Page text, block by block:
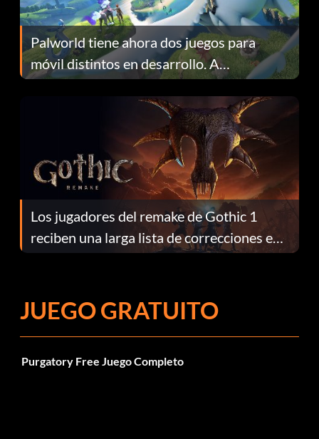
Palworld tiene ahora dos juegos para
móvil distintos en desarrollo. A
continuación te explicamos por qué.
Los jugadores del remake de Gothic 1
reciben una larga lista de correcciones en
el parche 1.0.4
JUEGO GRATUITO
Purgatory Free Juego Completo